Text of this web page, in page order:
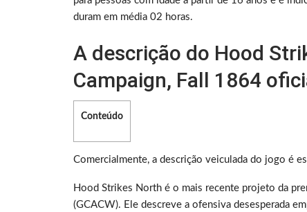
duram em média 02 horas.
A descrição do Hood
Campaign, Fall 1864
Conteúdo
Comercialmente, a descrição veiculada do jogo é
Hood Strikes North é o mais recente projeto da
(GCACW). Ele descreve a ofensiva desesperada